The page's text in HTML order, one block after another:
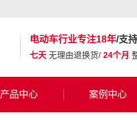
电动车行业专注18年/支
七天 无理由退换货/ 24个月
产品中心 案例中心